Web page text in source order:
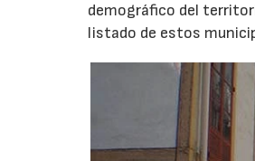
demográfico del
listado de estos